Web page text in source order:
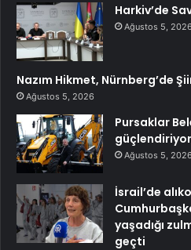
Harkiv’de
Ağustos 5, 2026
Nazım Hikmet, Nürnberg’de
Ağustos 5, 2026
Pursaklar
güçlendiriyor
Ağustos 5, 2026
İsrail’de
yaşadığı
geçti